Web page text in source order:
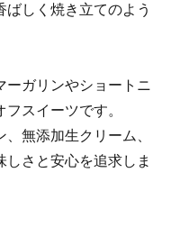
しく焼き立てのよう
ーガリンやショートニ
スイーツです。
無添加生クリーム、
さと安心を追求しま